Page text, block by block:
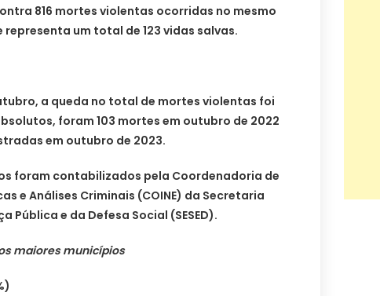
816 mortes violentas ocorridas no mesmo
representa um total de 123 vidas salvas.
a queda no total de mortes violentas foi
foram 103 mortes em outubro de 2022
em outubro de 2023.
foram contabilizados pela Coordenadoria de
e Análises Criminais (COINE) da Secretaria
Pública e da Defesa Social (SESED).
maiores municípios